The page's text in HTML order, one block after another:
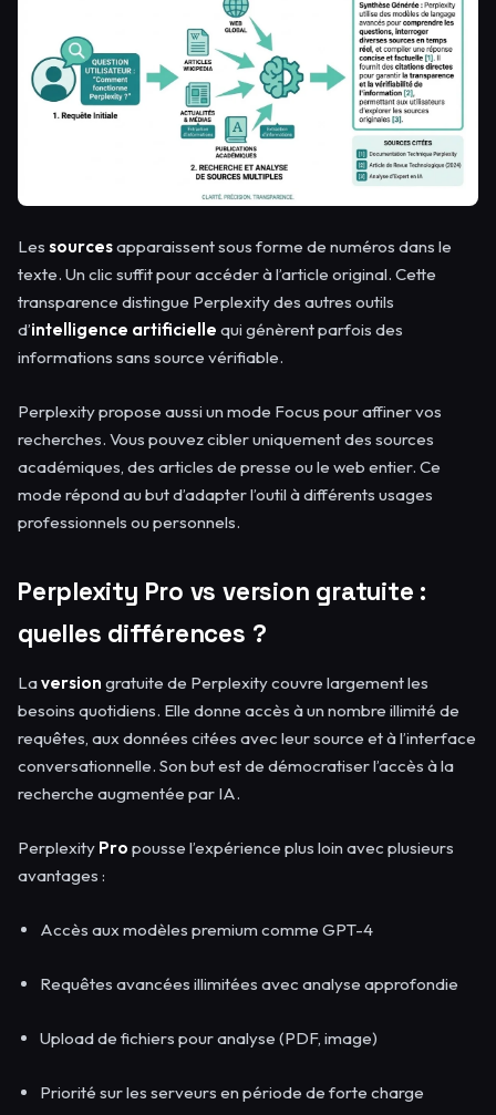
Les sourcesapparaissent sous forme de numéros dans le
texte. Un clic suffit pour accéder à l’article original. Cette
transparence distingue Perplexity des autres outils
d’intelligence artificielle qui génèrent parfois des
informations sans source vérifiable.
Perplexity propose aussi un mode Focus pour affiner vos
recherches. Vous pouvez cibler uniquement des sources
académiques, des articles de presse ou le web entier. Ce
mode répond au but d’adapter l’outil à différents usages
professionnels ou personnels.
Perplexity Pro vs version gratuite :
quelles différences ?
Laversion gratuite de Perplexity couvre largement les
besoins quotidiens. Elle donne accès à un nombre illimité de
requêtes, aux données citées avec leur source et à l’interface
conversationnelle. Son but est de démocratiser l’accès à la
recherche augmentée par IA.
Perplexity Pro pousse l’expérience plus loin avec plusieurs
avantages :
Accès aux modèles premium comme GPT-4
Requêtes avancées illimitées avec analyse approfondie
Upload de fichiers pour analyse (PDF, image)
Priorité sur les serveurs en période de forte charge